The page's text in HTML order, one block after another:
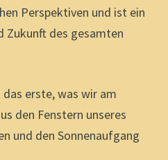
Perspektiven und ist ein
Zukunft des gesamten
erste, was wir am
den Fenstern unseres
und den Sonnenaufgang